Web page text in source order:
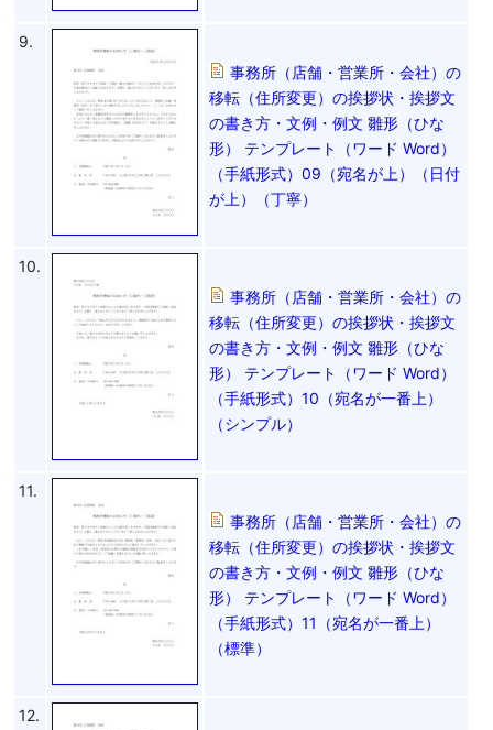
9.
事務所（店舗・営業所・会社）の
移転（住所変更）の挨拶状・挨拶文
の書き方・文例・例文 雛形（ひな
形） テンプレート（ワード Word）
（手紙形式）09（宛名が上）（日付
が上）（丁寧）
10.
事務所（店舗・営業所・会社）の
移転（住所変更）の挨拶状・挨拶文
の書き方・文例・例文 雛形（ひな
形） テンプレート（ワード Word）
（手紙形式）10（宛名が一番上）
（シンプル）
11.
事務所（店舗・営業所・会社）の
移転（住所変更）の挨拶状・挨拶文
の書き方・文例・例文 雛形（ひな
形） テンプレート（ワード Word）
（手紙形式）11（宛名が一番上）
（標準）
12.